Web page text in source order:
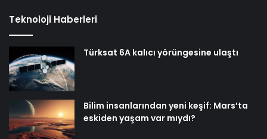
Teknoloji Haberleri
Türksat 6A kalıcı yörüngesine ulaştı
Bilim insanlarından yeni keşif: Mars’ta
eskiden yaşam var mıydı?